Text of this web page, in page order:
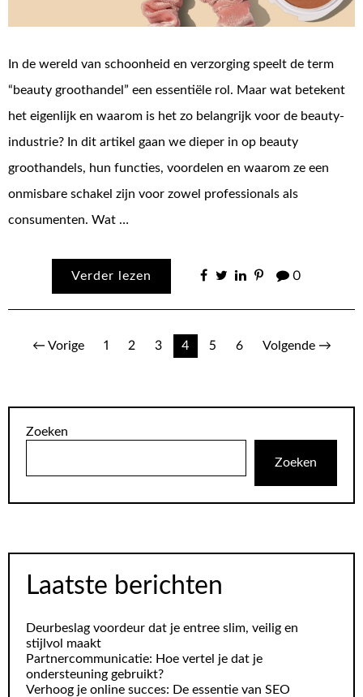
In de wereld van schoonheid en verzorging speelt de term
“beauty groothandel” een essentiële rol. Maar wat betekent
het eigenlijk en waarom is het zo belangrijk voor de beauty-
industrie? In dit artikel gaan we dieper in op beauty
groothandels, hun functies, voordelen en waarom ze een
onmisbare schakel zijn voor zowel professionals als
consumenten. Wat …
Verder lezen 0
Berichten
← Vorige 1 2 3 4 5 6 Volgende →
Zoeken
Zoeken
Laatste berichten
Deurbeslag voordeur dat je entree slim, veilig en
stijlvol maakt
Partnercommunicatie: Hoe vertel je dat je
ondersteuning gebruikt?
Verhoog je online succes: De essentie van SEO